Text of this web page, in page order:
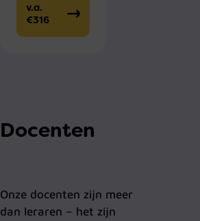
v.a.
€316
Docenten
Onze docenten zijn meer
dan leraren – het zijn